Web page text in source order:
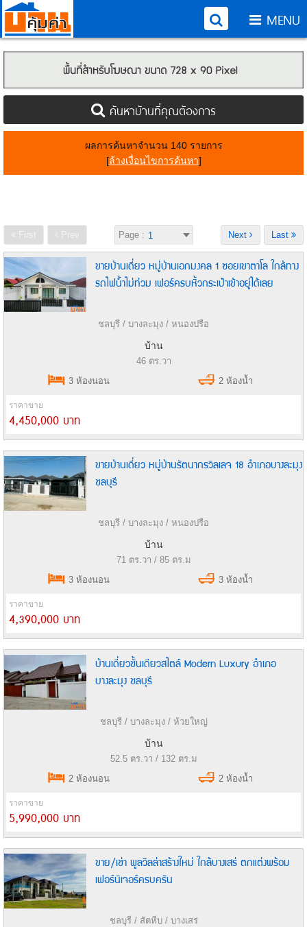
MENU
ค้นหาบ้านที่คุณต้องการ
ผลการค้นหาจำนวน 140 รายการ
[ล้างเงื่อนไขการค้นหา]
First Prev Page : Last
Next
ขายบ้านเดี่ยว หมู่บ้านเอกมงคล 1 ซอยเขาตาโล ใกล้ทาง
รถไฟน้ำไม่ท่วม เฟอร์ครบหิ้วกระเป๋าเข้าอยู่ได้เลย
ชลบุรี / บางละมุง / หนองปรือ
บ้าน
46 ตร.วา
3 ห้องนอน
2 ห้องน้ำ
ราคาขาย
4,450,000 บาท
ขายบ้านเดี่ยว หมู่บ้านรัตนากรวิลเลจ 18 อำเภอบางละมุง
ชลบุรี
ชลบุรี / บางละมุง / หนองปรือ
บ้าน
71 ตร.วา / 85 ตร.ม
3 ห้องนอน
3 ห้องน้ำ
ราคาขาย
4,390,000 บาท
บ้านเดี่ยวชั้นเดียวสไตล์ Modern Luxury อำเภอ
บางละมุง ชลบุรี
ชลบุรี / บางละมุง / ห้วยใหญ่
บ้าน
52.5 ตร.วา / 132 ตร.ม
2 ห้องนอน
2 ห้องน้ำ
ราคาขาย
5,990,000 บาท
ขาย/เช่า พูลวิลล่าสร้างใหม่ ใกล้บางเสร่ ตกแต่งพร้อม
เฟอร์นิเจอร์ครบครัน
ชลบุรี / สัตหีบ / บางเสร่